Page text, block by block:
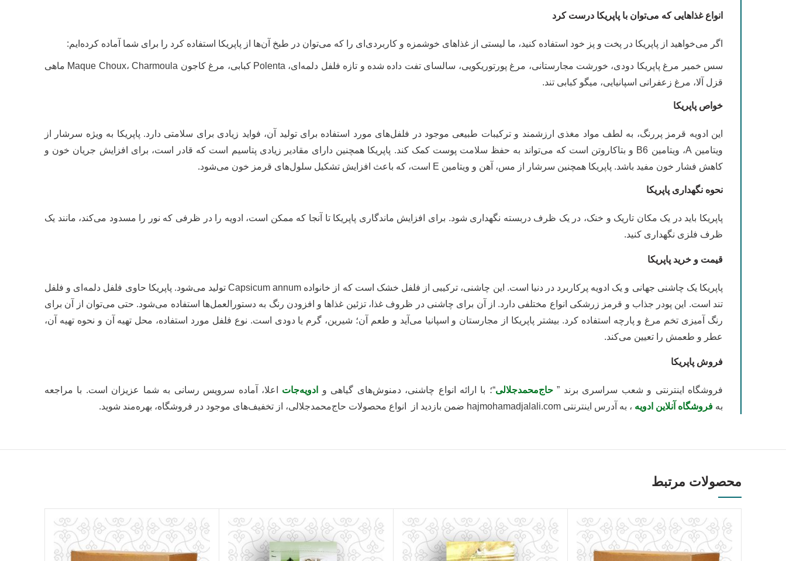
انواع غذاهایی که می‌توان با پاپریکا درست کرد
اگر می‌خواهید از پاپریکا در پخت و پز خود استفاده کنید، ما لیستی از غذاهای خوشمزه و کاربردی‌ای را که می‌توان در طبخ آن‌ها از پاپریکا استفاده کرد را برای شما آماده کرده‌ایم:
سس خمیر مرغ پاپریکا دودی، خورشت مجارستانی، مرغ پورتوریکویی، سالسای تفت داده شده و تازه فلفل دلمه‌ای، Polenta کبابی، مرغ کاجون Maque Choux، Charmoula ماهی
قزل آلا، مرغ زعفرانی اسپانیایی، میگو کبابی تند.
خواص پاپریکا
این ادویه قرمز پررنگ، به لطف مواد مغذی ارزشمند و ترکیبات طبیعی موجود در فلفل‌های مورد استفاده برای تولید آن، فواید زیادی برای سلامتی دارد. پاپریکا به ویژه سرشار از
ویتامین A، ویتامین B6 و بتاکاروتن است که می‌تواند به حفظ سلامت پوست کمک کند. پاپریکا همچنین دارای مقادیر زیادی پتاسیم است که قادر است، برای افزایش جریان خون و
کاهش فشار خون مفید باشد. پاپریکا همچنین سرشار از مس، آهن و ویتامین E است، که باعث افزایش تشکیل سلول‌های قرمز خون می‌شود.
نحوه نگهداری پاپریکا
پاپریکا باید در یک مکان تاریک و خنک، در یک ظرف دربسته نگهداری شود. برای افزایش ماندگاری پاپریکا تا آنجا که ممکن است، ادویه را در ظرفی که نور را مسدود می‌کند، مانند یک
ظرف فلزی نگهداری کنید.
قیمت و خرید پاپریکا
پاپریکا یک چاشنی جهانی و یک ادویه پرکاربرد در دنیا است. این چاشنی، ترکیبی از فلفل خشک است که از خانواده Capsicum annum تولید می‌شود. پاپریکا حاوی فلفل دلمه‌ای و فلفل
تند است. این پودر جذاب و قرمز زرشکی انواع مختلفی دارد. از آن برای چاشنی در ظروف غذا، تزئین غذاها و افزودن رنگ به دستورالعمل‌ها استفاده می‌شود. حتی می‌توان از آن برای
رنگ آمیزی تخم مرغ و پارچه استفاده کرد. بیشتر پاپریکا از مجارستان و اسپانیا می‌آید و طعم آن؛ شیرین، گرم یا دودی است. نوع فلفل مورد استفاده، محل تهیه آن و نحوه تهیه آن،
عطر و طعمش را تعیین می‌کند.
فروش پاپریکا
فروشگاه اینترنتی و شعب سراسری برند ”حاج‌محمدجلالی“؛ با ارائه انواع چاشنی، دمنوش‌های گیاهی و ادویه‌جات اعلا، آماده سرویس رسانی به شما عزیزان است. با مراجعه
به فروشگاه آنلاین ادویه ، به آدرس اینترنتی hajmohamadjalali.com ضمن بازدید از انواع محصولات حاج‌محمدجلالی، از تخفیف‌های موجود در فروشگاه، بهره‌مند شوید.
محصولات مرتبط